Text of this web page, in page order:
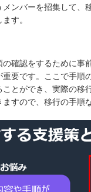
メンバーを招集して
す。
確認をするために事
要です。ここで手順
ことができ、実際の
すので、移行の手順